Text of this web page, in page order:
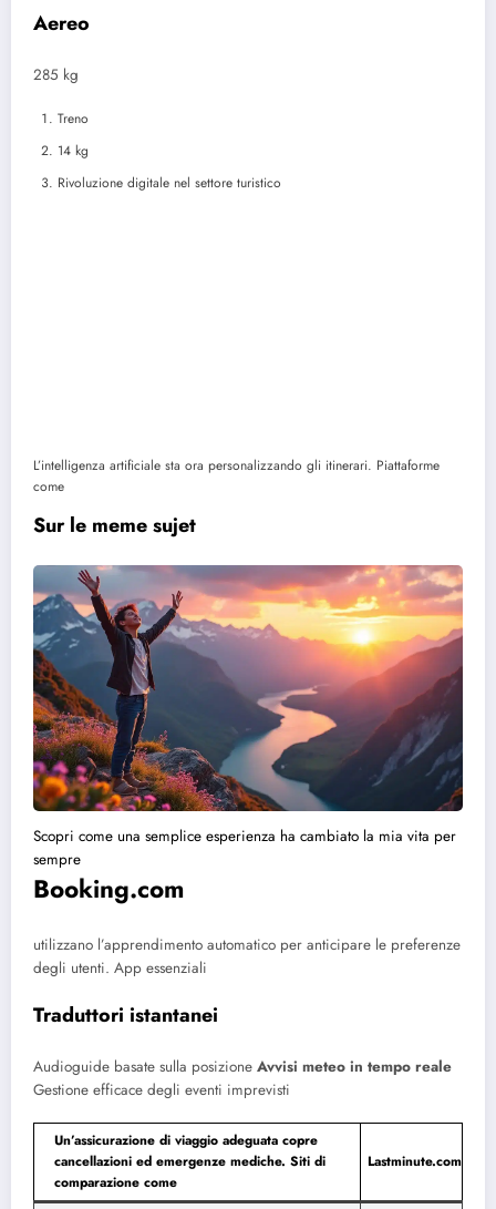
Aereo
285 kg
Treno
14 kg
Rivoluzione digitale nel settore turistico
L’intelligenza artificiale sta ora personalizzando gli itinerari. Piattaforme
come
Sur le meme sujet
Scopri come una semplice esperienza ha cambiato la mia vita per
sempre
Booking.com
utilizzano l’apprendimento automatico per anticipare le preferenze
degli utenti. App essenziali
Traduttori istantanei
Audioguide basate sulla posizione Avvisi meteo in tempo reale
Gestione efficace degli eventi imprevisti
Un’assicurazione di viaggio adeguata copre
cancellazioni ed emergenze mediche. Siti di
comparazione come
Lastminute.com